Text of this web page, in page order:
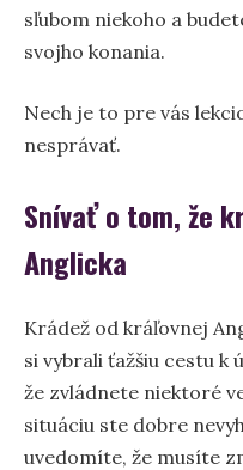
sľubom niekoho a
svojho konania.
Nech je to pre vás
nesprávať.
Snívať o tom, že
Anglicka
Krádež od kráľovnej
si vybrali ťažšiu cestu k
že zvládnete niektoré
situáciu ste dobre
uvedomíte, že musíte